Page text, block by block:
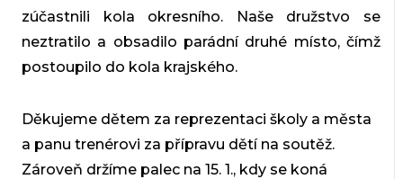
zúčastnili kola okresního. Naše družstvo se
neztratilo a obsadilo parádní druhé místo, čímž
postoupilo do kola krajského.
Děkujeme dětem za reprezentaci školy a města
a panu trenérovi za přípravu dětí na soutěž.
Zároveň držíme palec na 15. 1., kdy se koná